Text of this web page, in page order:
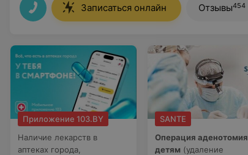
Записаться онлайн Отзывы454
Приложение 103.BY
Наличие лекарств в
аптеках города,
SANTE
Операция аденотомия
детям (удаление